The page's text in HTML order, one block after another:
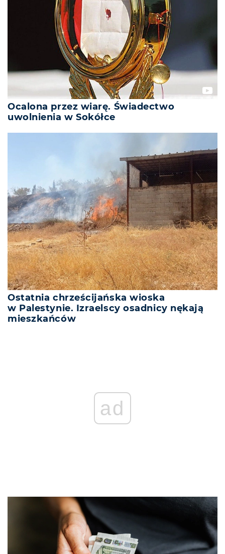
Ocalona przez wiarę. Świadectwo
uwolnienia w Sokółce
Ostatnia chrześcijańska wioska
w Palestynie. Izraelscy osadnicy nękają
mieszkańców
ad